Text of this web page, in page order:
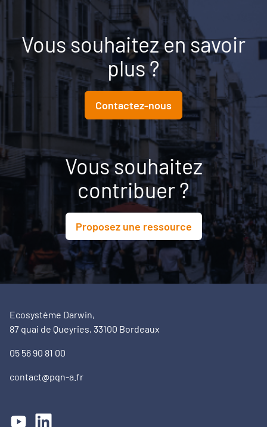
Vous souhaitez en savoir
plus ?
Contactez-nous
Vous souhaitez
contribuer ?
Proposez une ressource
Ecosystème Darwin,
87 quai de Queyries, 33100 Bordeaux
05 56 90 81 00
contact@pqn-a.fr